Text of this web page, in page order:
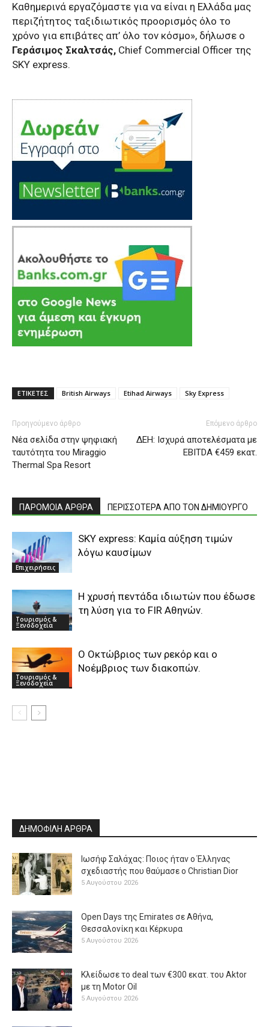
Καθημερινά εργαζόμαστε για να είναι η Ελλάδα μας
περιζήτητος ταξιδιωτικός προορισμός όλο το
χρόνο για επιβάτες απ’ όλο τον κόσμο», δήλωσε ο
Γεράσιμος Σκαλτσάς, Chief Commercial Officer της
SKY express.
ΕΤΙΚΕΤΕΣ British Airways Etihad Airways Sky Express
Προηγούμενο άρθρο
Nέα σελίδα στην ψηφιακή
ταυτότητα του Miraggio
Thermal Spa Resort
Επόμενο άρθρο
ΔΕΗ: Ισχυρά αποτελέσματα με
EBITDA €459 εκατ.
ΠΑΡΟΜΟΙΑ ΑΡΘΡΑ ΠΕΡΙΣΣΟΤΕΡΑ ΑΠΟ ΤΟΝ ΔΗΜΙΟΥΡΓΟ
Επιχειρήσεις
SKY express: Καμία αύξηση τιμών
λόγω καυσίμων
Τουρισμός &
Ξενοδοχεία
Η χρυσή πεντάδα ιδιωτών που έδωσε
τη λύση για το FIR Αθηνών.
Τουρισμός &
Ξενοδοχεία
Ο Οκτώβριος των ρεκόρ και ο
Νοέμβριος των διακοπών.
ΔΗΜΟΦΙΛΗ ΑΡΘΡΑ
Ιωσήφ Σαλάχας: Ποιος ήταν ο Έλληνας
σχεδιαστής που θαύμασε ο Christian Dior
5 Αυγούστου 2026
Open Days της Emirates σε Αθήνα,
Θεσσαλονίκη και Κέρκυρα
5 Αυγούστου 2026
Κλείδωσε το deal των €300 εκατ. του Aktor
με τη Μotor Oil
5 Αυγούστου 2026